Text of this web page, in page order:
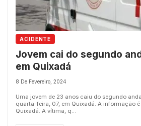
ACIDENTE
Jovem cai do segundo
em Quixadá
8 De Fevereiro, 2024
Uma jovem de 23 anos caiu do segundo
quarta-feira, 07, em Quixadá. A informação
Quixadá. A vítima, q...